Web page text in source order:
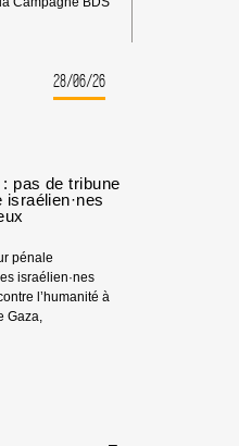
28/06/26
pas de tribune
pénale
israélien·nes
l’humanité à
Gaza,